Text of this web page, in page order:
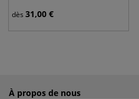
dès 31,00 €
À propos de nous